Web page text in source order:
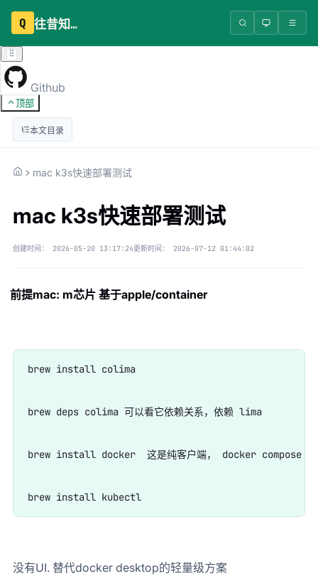
Q 往昔知识库
Github
顶部
本文目录
mac k3s快速部署测试
mac k3s快速部署测试
创建时间： 2026-05-20 13:17:24更新时间： 2026-07-12 01:44:02
前提mac: m芯片 基于apple/container
brew install colima
brew deps colima 可以看它依赖关系，依赖 lima
brew install docker  这是纯客户端， docker compose
没有UI. 替代docker desktop的轻量级方案